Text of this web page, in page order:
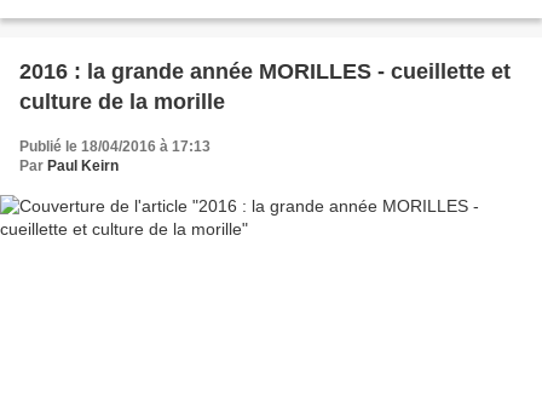
2016 : la grande année MORILLES - cueillette et
culture de la morille
Publié le 18/04/2016 à 17:13
Par Paul Keirn